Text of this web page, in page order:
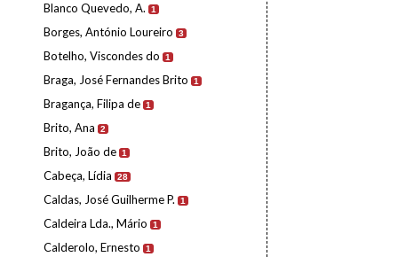
Blanco Quevedo, A. 1
Borges, António Loureiro 3
Botelho, Viscondes do 1
Braga, José Fernandes Brito 1
Bragança, Filipa de 1
Brito, Ana 2
Brito, João de 1
Cabeça, Lídia 28
Caldas, José Guilherme P. 1
Caldeira Lda., Mário 1
Calderolo, Ernesto 1